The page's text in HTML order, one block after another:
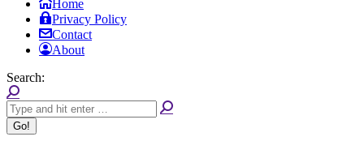
Home
Privacy Policy
Contact
About
Search: